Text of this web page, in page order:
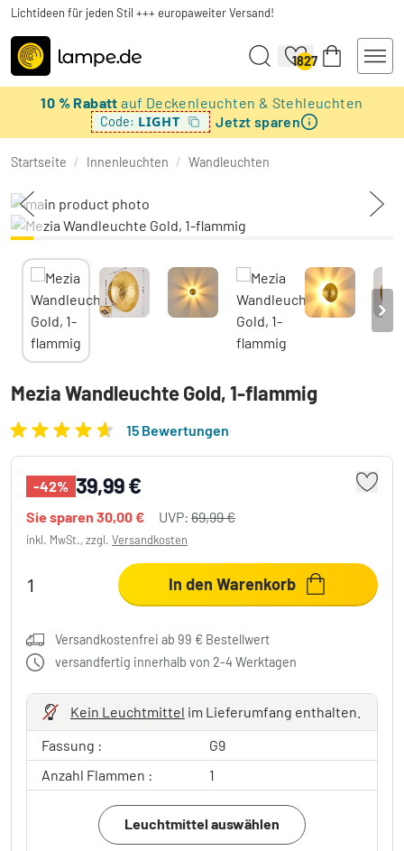
Lichtideen für jeden Stil +++ europaweiter Versand!
1827
10 % Rabattauf Deckenleuchten & Stehleuchten
Code: LIGHT Jetzt sparen
Startseite / Innenleuchten / Wandleuchten
Mezia Wandleuchte Gold, 1-flammig
15 Bewertungen
-42% 39,99 €
Sie sparen 30,00 € UVP: 69,99 €
inkl. MwSt., zzgl. Versandkosten
In den Warenkorb
Versandkostenfrei ab 99 € Bestellwert
versandfertig innerhalb von 2-4 Werktagen
Kein Leuchtmittel im Lieferumfang enthalten.
Fassung :
G9
Anzahl Flammen :
1
Leuchtmittel auswählen